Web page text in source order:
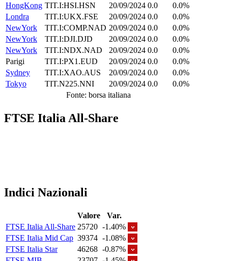
HongKong TIT.I:HSI.HSN 20/09/2024 0.0
0.0%
Londra
TIT.I:UKX.FSE 20/09/2024 0.0
0.0%
NewYork
TIT.I:COMP.NAD 20/09/2024 0.0
0.0%
NewYork
TIT.I:DJI.DJD 20/09/2024 0.0
0.0%
NewYork
TIT.I:NDX.NAD 20/09/2024 0.0
0.0%
Parigi
TIT.I:PX1.EUD 20/09/2024 0.0
0.0%
Sydney
TIT.I:XAO.AUS 20/09/2024 0.0
0.0%
Tokyo
TIT.N225.NNI 20/09/2024 0.0
0.0%
Fonte: borsa italiana
FTSE Italia All-Share
Indici Nazionali
Valore
Var.
FTSE Italia All-Share 25720 -1.40%
FTSE Italia Mid Cap 39374 -1.08%
FTSE Italia Star
46268 -0.87%